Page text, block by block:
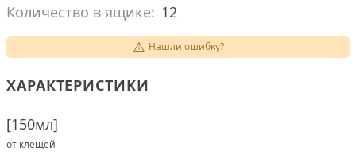
Количество в ящике: 12
Нашли ошибку?
ХАРАКТЕРИСТИКИ
[150мл]
от клещей